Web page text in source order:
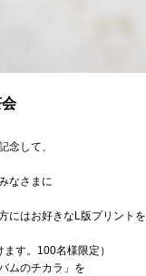
念して、
なさまに
にはお好きなL版プリントを
す。100名様限定）
ムのチカラ」を